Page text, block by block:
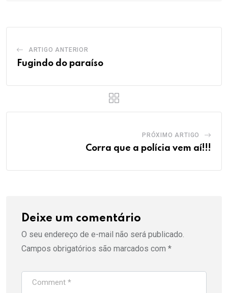
ARTIGO ANTERIOR
Fugindo do paraíso
PRÓXIMO ARTIGO
Corra que a polícia vem aí!!!
Deixe um comentário
O seu endereço de e-mail não será publicado.
Campos obrigatórios são marcados com *